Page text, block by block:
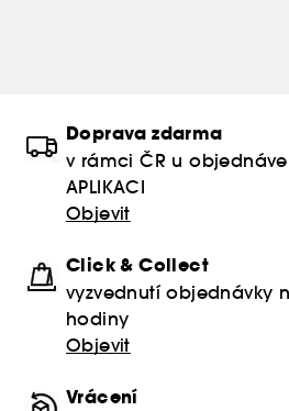
Sephora, kliknětezde
Vegan : Produkty bez složek
Doprava zdarma
v rámci ČR u
APLIKACI
Objevit
Click & Collect
vyzvednutí objednávky
hodiny
Objevit
Vrácení